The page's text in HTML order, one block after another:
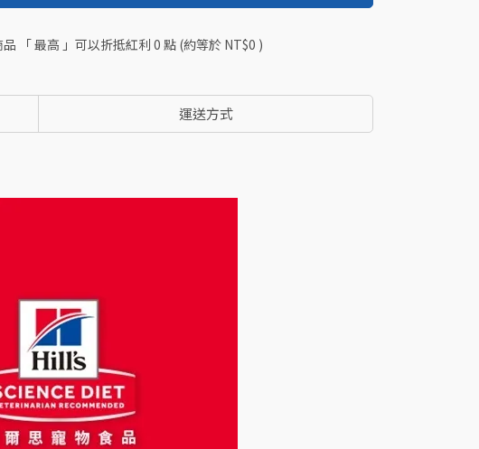
品 「 最高 」可以折抵紅利 0 點 (約等於 NT$0 )
運送方式